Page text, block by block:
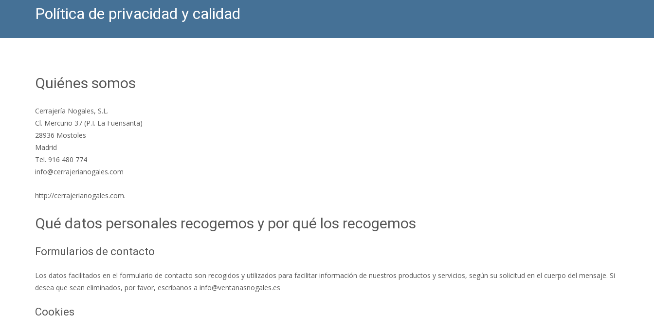
Política de privacidad y calidad
Quiénes somos
Cerrajería Nogales, S.L.
Cl. Mercurio 37 (P.I. La Fuensanta)
28936 Mostoles
Madrid
Tel. 916 480 774
info@cerrajerianogales.com
http://cerrajerianogales.com.
Qué datos personales recogemos y por qué los recogemos
Formularios de contacto
Los datos facilitados en el formulario de contacto son recogidos y utilizados para facilitar información de nuestros productos y servicios, según su solicitud en el cuerpo del mensaje. Si
desea que sean eliminados, por favor, escribanos a info@ventanasnogales.es
Cookies